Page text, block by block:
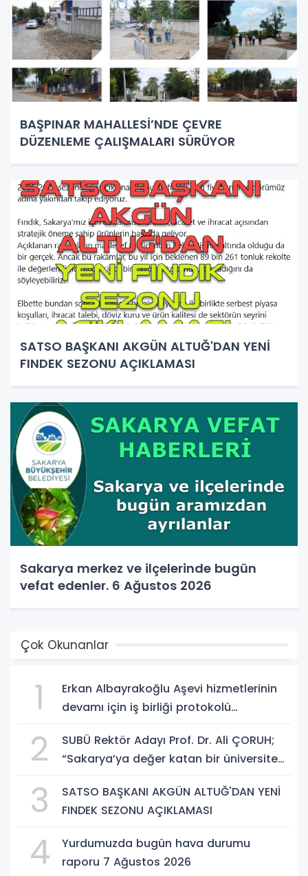
BAŞPINAR MAHALLESİ’NDE ÇEVRE
DÜZENLEME ÇALIŞMALARI SÜRÜYOR
SATSO BAŞKANI AKGÜN ALTUĞ'DAN YENİ
FINDEK SEZONU AÇIKLAMASI
Sakarya merkez ve ilçelerinde bugün
vefat edenler. 6 Ağustos 2026
Çok Okunanlar
1
Erkan Albayrakoğlu Aşevi hizmetlerinin
devamı için iş birliği protokolü
2
SUBÜ Rektör Adayı Prof. Dr. Ali ÇORUH;
“Sakarya’ya değer katan bir üniversite
3
SATSO BAŞKANI AKGÜN ALTUĞ'DAN YENİ
FINDEK SEZONU AÇIKLAMASI
4
Yurdumuzda bugün hava durumu
raporu 7 Ağustos 2026